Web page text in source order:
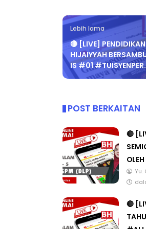
Lebih lama
🔴 [LIVE]
HIJAIYYAH
IS #01
POST BERKAITAN
🔴
Yu.
🔴